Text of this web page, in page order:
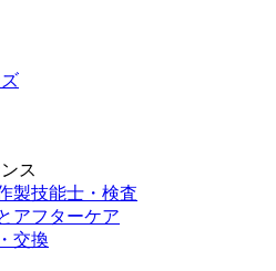
ス
製技能士・検査
アフターケア
交換